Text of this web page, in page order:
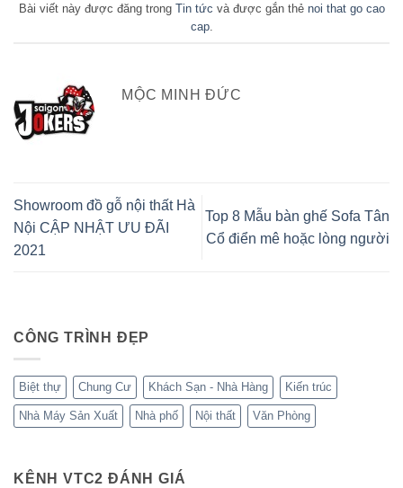
Bài viết này được đăng trong Tin tức và được gắn thẻ noi that go cao
cap.
MỘC MINH ĐỨC
Showroom đồ gỗ nội thất Hà
Nội CẬP NHẬT ƯU ĐÃI
2021
Top 8 Mẫu bàn ghế Sofa Tân
Cổ điển mê hoặc lòng người
CÔNG TRÌNH ĐẸP
Biệt thự Chung Cư Khách Sạn - Nhà Hàng Kiến trúc
Nhà Máy Sản Xuất Nhà phố Nội thất Văn Phòng
KÊNH VTC2 ĐÁNH GIÁ